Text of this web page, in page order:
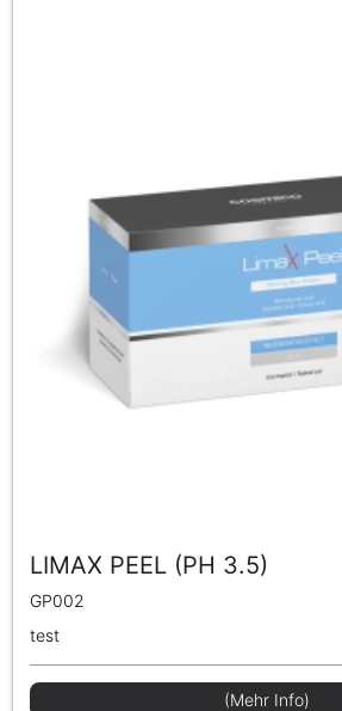
LIMAX PEEL (PH 3.5)
GP002
test
(Mehr Info)